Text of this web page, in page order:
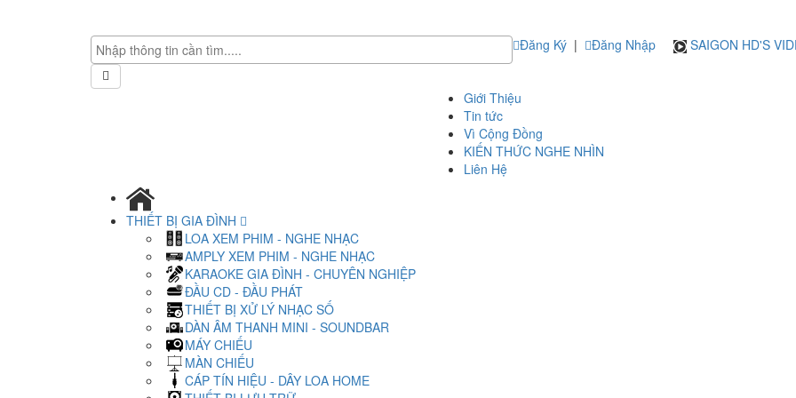
Đăng Ký | Đăng Nhập SAIGON HD'S
Giới Thiệu
Tin tức
Vì Cộng Đồng
KIẾN THỨC NGHE NHÌN
Liên Hệ
THIẾT BỊ GIA ĐÌNH
LOA XEM PHIM - NGHE NHẠC
AMPLY XEM PHIM - NGHE NHẠC
KARAOKE GIA ĐÌNH - CHUYÊN NGHIỆP
ĐẦU CD - ĐẦU PHÁT
THIẾT BỊ XỬ LÝ NHẠC SỐ
DÀN ÂM THANH MINI - SOUNDBAR
MÁY CHIẾU
MÀN CHIẾU
CÁP TÍN HIỆU - DÂY LOA HOME